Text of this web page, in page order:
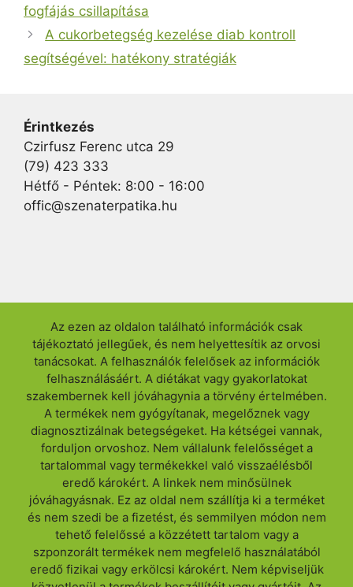
fogfájás csillapítása
A cukorbetegség kezelése diab kontroll
segítségével: hatékony stratégiák
Érintkezés
Czirfusz Ferenc utca 29
(79) 423 333
Hétfő - Péntek: 8:00 - 16:00
offic@szenaterpatika.hu
Az ezen az oldalon található információk csak
tájékoztató jellegűek, és nem helyettesítik az orvosi
tanácsokat. A felhasználók felelősek az információk
felhasználásáért. A diétákat vagy gyakorlatokat
szakembernek kell jóváhagynia a törvény értelmében.
A termékek nem gyógyítanak, megelőznek vagy
diagnosztizálnak betegségeket. Ha kétségei vannak,
forduljon orvoshoz. Nem vállalunk felelősséget a
tartalommal vagy termékekkel való visszaélésből
eredő károkért. A linkek nem minősülnek
jóváhagyásnak. Ez az oldal nem szállítja ki a terméket
és nem szedi be a fizetést, és semmilyen módon nem
tehető felelőssé a közzétett tartalom vagy a
szponzorált termékek nem megfelelő használatából
eredő fizikai vagy erkölcsi károkért. Nem képviseljük